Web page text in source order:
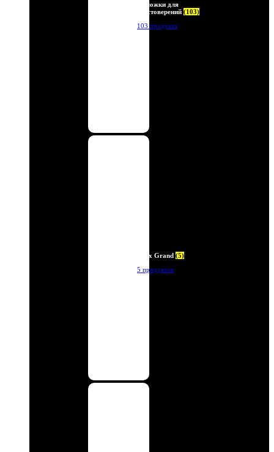
Обложки для
удостоверений (103)
103 продукта
Deux Grand (5)
5 продуктов